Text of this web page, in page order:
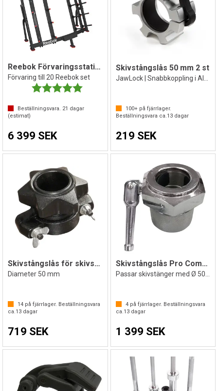
Reebok Förvaringsstativ Rep set
Förvaring till 20 Reebok set
Betyg:
5.0 utav 5 stjärnor
Beställningsvara. 21 dagar
(estimat)
6 399 SEK
Skivstångslås 50 mm 2 st
100+på fjärrlager.
Beställningsvara ca.13dagar
219 SEK
Skivstångslås för skivstång | 2 st.
Diameter 50 mm
14 på fjärrlager. Beställningsvara
ca.13 dagar
719 SEK
Skivstångslås Pro Competition
4på fjärrlager. Beställningsvara
ca.13dagar
1 399 SEK